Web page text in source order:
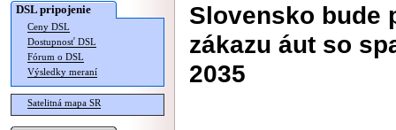
DSL pripojenie
Ceny DSL
Dostupnosť DSL
Fórum o DSL
Výsledky meraní
Satelitná mapa SR
Slovensko bude
zákazu áut so
2035